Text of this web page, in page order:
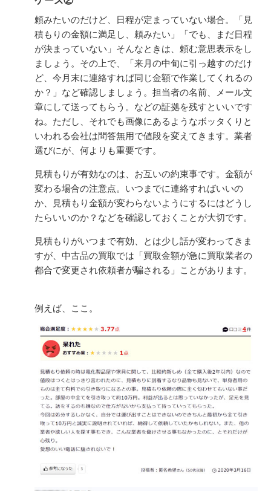
頼みたいのだけど、日程が定まっていない場合。「見
積もりの金額に満足し、頼みたい」「でも、まだ日程
が決まっていない」そんなときは、頼む意思表示をし
ましょう。その上で、「来月の中旬に引っ越すのだけ
ど、今月末に連絡すれば同じ金額で作業してくれるの
か？」など確認しましょう。担当者の名前、メール文
章にして送ってもらう。などの証拠を残すといいです
ね。ただし、それでも画像にあるようなボッタくりと
いわれる会社は問答無用で値段を変えてきます。業者
選びにが、何よりも重要です。
見積もりが有効なのは、お互いの約束事です。金額が
変わる場合の注意点。いつまでに連絡すればいいの
か、見積もり金額が変わらないようにするにはどうし
たらいいのか？などを確認しておくことが大切です。
見積もりがいつまで有効、とは少し話が変わってきま
すが、中古品の買取では「買取金額が急に買取業者の
都合で変更され依頼者が騙される」ことがあります。
例えば、ここ。